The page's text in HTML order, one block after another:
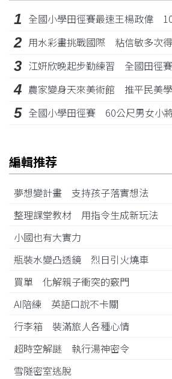
1 全國小學田徑賽最速王楊政偉
2 用水彩畫挑戰國際 粘信敏多次
3 江姸欣晚起步勤練習 全國田徑
4 農家變身天來美術館 推平民美
5 全國小學田徑賽 60公尺男女小
編輯推荐
夢想變計畫 支持孩子落實想法
整理課堂教材 用指令生成新玩法
小國也有大實力
瓶裝水變凸透鏡 烈日引火燒車
買單 化解親子衝突的竅門
AI陪練 英語口說不卡關
行李箱 裝滿旅人各種心情
超時空解謎 執行湯神密令
雪隧密室逃脫